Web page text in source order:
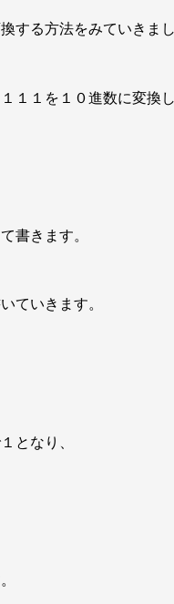
する方法をみていきまし
１１を１０進数に変換
書きます。
ていきます。
となり、